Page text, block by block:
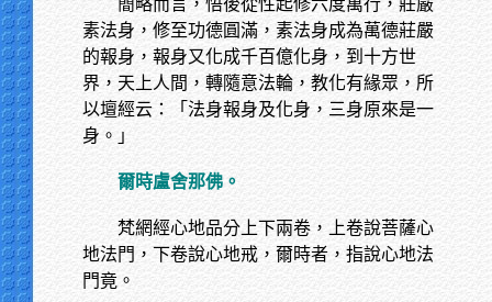
簡略而言，悟後從性起修六度萬行，莊嚴
素法身，修至功德圓滿，素法身成為萬德莊嚴
的報身，報身又化成千百億化身，到十方世
界，天上人間，轉隨意法輪，教化有緣眾，所
以壇經云：「法身報身及化身，三身原來是一
身。」
爾時盧舍那佛。
梵網經心地品分上下兩卷，上卷說菩薩心
地法門，下卷說心地戒，爾時者，指說心地法
門竟。